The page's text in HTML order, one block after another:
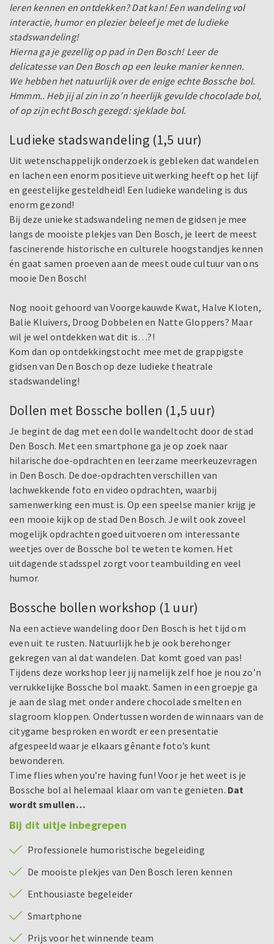
leren kennen en ontdekken? Dat kan! Een wandeling vol
interactie, humor en plezier beleef je met de ludieke
stadswandeling!
Hierna ga je gezellig op pad in Den Bosch! Leer de
delicatesse van Den Bosch op een leuke manier kennen.
We hebben het natuurlijk over de enige echte Bossche bol.
Hmmm.. Heb jij al zin in zo’n heerlijk gevulde chocolade bol,
of op zijn echt Bosch gezegd: sjeklade bol.
Ludieke stadswandeling (1,5 uur)
Uit wetenschappelijk onderzoek is gebleken dat wandelen
en lachen een enorm positieve uitwerking heeft op het lijf
en geestelijke gesteldheid! Een ludieke wandeling is dus
enorm gezond!
Bij deze unieke stadswandeling nemen de gidsen je mee
langs de mooiste plekjes van Den Bosch, je leert de meest
fascinerende historische en culturele hoogstandjes kennen
én gaat samen proeven aan de meest oude cultuur van ons
mooie Den Bosch!
Nog nooit gehoord van Voorgekauwde Kwat, Halve Kloten,
Balie Kluivers, Droog Dobbelen en Natte Gloppers? Maar
wil je wel ontdekken wat dit is…?!
Kom dan op ontdekkingstocht mee met de grappigste
gidsen van Den Bosch op deze ludieke theatrale
stadswandeling!
Dollen met Bossche bollen (1,5 uur)
Je begint de dag met een dolle wandeltocht door de stad
Den Bosch. Met een smartphone ga je op zoek naar
hilarische doe-opdrachten en leerzame meerkeuzevragen
in Den Bosch. De doe-opdrachten verschillen van
lachwekkende foto en video opdrachten, waarbij
samenwerking een must is. Op een speelse manier krijg je
een mooie kijk op de stad Den Bosch. Je wilt ook zoveel
mogelijk opdrachten goed uitvoeren om interessante
weetjes over de Bossche bol te weten te komen. Het
uitdagende stadsspel zorgt voor teambuilding en veel
humor.
Bossche bollen workshop (1 uur)
Na een actieve wandeling door Den Bosch is het tijd om
even uit te rusten. Natuurlijk heb je ook berehonger
gekregen van al dat wandelen. Dat komt goed van pas!
Tijdens deze workshop leer jij namelijk zelf hoe je nou zo’n
verrukkelijke Bossche bol maakt. Samen in een groepje ga
je aan de slag met onder andere chocolade smelten en
slagroom kloppen. Ondertussen worden de winnaars van de
citygame besproken en wordt er een presentatie
afgespeeld waar je elkaars gênante foto’s kunt
bewonderen.
Time flies when you’re having fun! Voor je het weet is je
Bossche bol al helemaal klaar om van te genieten. Dat
wordt smullen…
Bij dit uitje inbegrepen
Professionele humoristische begeleiding
De mooiste plekjes van Den Bosch leren kennen
Enthousiaste begeleider
Smartphone
Prijs voor het winnende team